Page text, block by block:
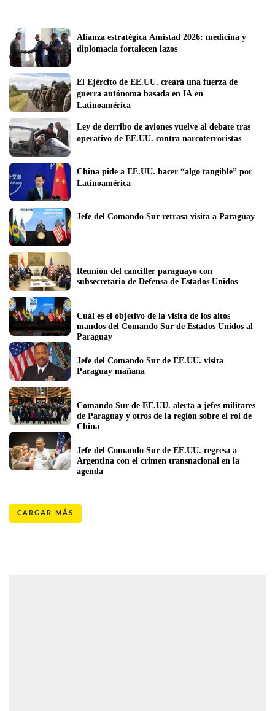
Alianza estratégica Amistad 2026: medicina y
diplomacia fortalecen lazos
El Ejército de EE.UU. creará una fuerza de
guerra autónoma basada en IA en
Latinoamérica
Ley de derribo de aviones vuelve al debate tras
operativo de EE.UU. contra narcoterroristas
China pide a EE.UU. hacer “algo tangible” por
Latinoamérica
Jefe del Comando Sur retrasa visita a Paraguay
Reunión del canciller paraguayo con
subsecretario de Defensa de Estados Unidos
Cuál es el objetivo de la visita de los altos
mandos del Comando Sur de Estados Unidos al
Paraguay
Jefe del Comando Sur de EE.UU. visita
Paraguay mañana
Comando Sur de EE.UU. alerta a jefes militares
de Paraguay y otros de la región sobre el rol de
Jefe del Comando Sur de EE.UU. regresa a
Argentina con el crimen transnacional en la
agenda
CARGAR MÁS